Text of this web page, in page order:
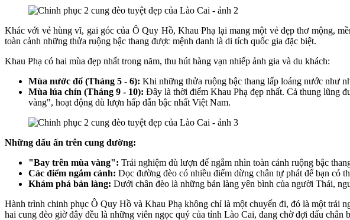
Khác với vẻ hùng vĩ, gai góc của Ô Quy Hồ, Khau Phạ lại mang một vẻ đẹp thơ mộng,
toàn cảnh những thửa ruộng bậc thang được mệnh danh là di tích quốc gia đặc biệt.
Khau Phạ có hai mùa đẹp nhất trong năm, thu hút hàng vạn nhiếp ảnh gia và du khách:
Mùa nước đổ (Tháng 5 - 6): Khi những thửa ruộng bậc thang lấp loáng nước như
Mùa lúa chín (Tháng 9 - 10): Đây là thời điểm Khau Phạ đẹp nhất. Cả thung lũng
vàng", hoạt động dù lượn hấp dẫn bậc nhất Việt Nam.
Những dấu ấn trên cung đường:
"Bay trên mùa vàng": Trải nghiệm dù lượn để ngắm nhìn toàn cảnh ruộng bậc
Các điểm ngắm cảnh: Dọc đường đèo có nhiều điểm dừng chân tự phát để bạn có
Khám phá bản làng: Dưới chân đèo là những bản làng yên bình của người Thái,
Hành trình chinh phục Ô Quy Hồ và Khau Phạ không chỉ là một chuyến đi, đó là một trải
hai cung đèo giờ đây đều là những viên ngọc quý của tỉnh Lào Cai, đang chờ đợi dấu chân